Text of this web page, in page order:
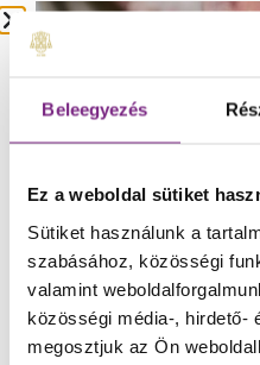
Beleegyezés
Ez a weboldal sütiket
Sütiket használunk a
szabásához, közösségi
valamint
közösségi média-, hirdető-
megosztjuk az Ön
Pannonhalmi
☀️Kedves Vásárlóink!
A rendkívüli meleg
csokoládéink
átmenetileg